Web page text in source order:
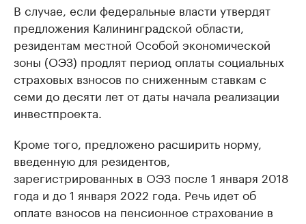
В случае, если федеральные власти утвердят
предложения Калининградской области,
резидентам местной Особой экономической
зоны (ОЭЗ) продлят период оплаты социальных
страховых взносов по сниженным ставкам с
семи до десяти лет от даты начала реализации
инвестпроекта.
Кроме того, предложено расширить норму,
введенную для резидентов,
зарегистрированных в ОЭЗ после 1 января 2018
года и до 1 января 2022 года. Речь идет об
оплате взносов на пенсионное страхование в